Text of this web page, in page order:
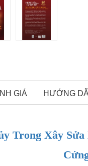
GIÁ HƯỚNG
Trong Xây